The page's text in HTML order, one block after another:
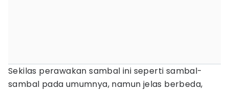
Sekilas perawakan sambal ini seperti sambal-
sambal pada umumnya, namun jelas berbeda,